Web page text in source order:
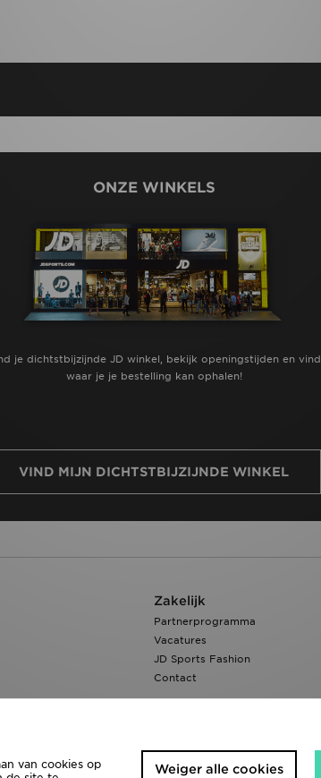
ONZE WINKELS
je dichtstbijzijnde JD winkel, bekijk openingstijden en vind
waar je je bestelling kan ophalen!
VIND MIJN DICHTSTBIJZIJNDE WINKEL
Zakelijk
Partnerprogramma
Vacatures
JD Sports Fashion
Contact
van cookies op
Weiger alle cookies